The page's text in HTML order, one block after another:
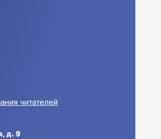
читателей
д. 9